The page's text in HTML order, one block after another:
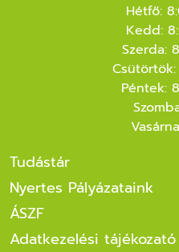
Hétfő:
Kedd:
Szerda:
Péntek:
Tudástár
Nyertes Pályázataink
ÁSZF
Adatkezelési tájékozató